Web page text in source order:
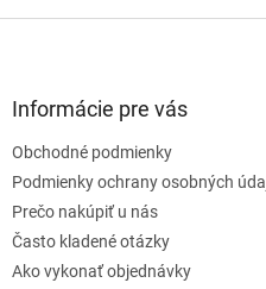
Informácie pre vás
Obchodné podmienky
Podmienky ochrany osobných
Prečo nakúpiť u nás
Často kladené otázky
Ako vykonať objednávky